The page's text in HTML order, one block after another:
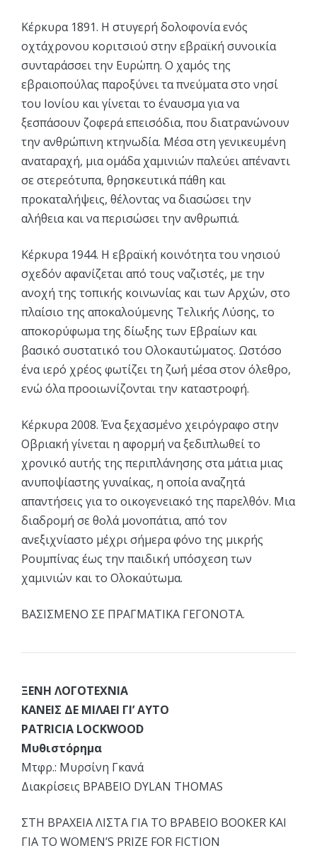
Κέρκυρα 1891. Η στυγερή δολοφονία ενός
οχτάχρονου κοριτσιού στην εβραϊκή συνοικία
συνταράσσει την Ευρώπη. Ο χαμός της
εβραιοπούλας παροξύνει τα πνεύματα στο νησί
του Ιονίου και γίνεται το έναυσμα για να
ξεσπάσουν ζοφερά επεισόδια, που διατρανώνουν
την ανθρώπινη κτηνωδία. Μέσα στη γενικευμένη
αναταραχή, μια ομάδα χαμινιών παλεύει απέναντι
σε στερεότυπα, θρησκευτικά πάθη και
προκαταλήψεις, θέλοντας να διασώσει την
αλήθεια και να περισώσει την ανθρωπιά.
Κέρκυρα 1944. Η εβραϊκή κοινότητα του νησιού
σχεδόν αφανίζεται από τους ναζιστές, με την
ανοχή της τοπικής κοινωνίας και των Αρχών, στο
πλαίσιο της αποκαλούμενης Τελικής Λύσης, το
αποκορύφωμα της δίωξης των Εβραίων και
βασικό συστατικό του Ολοκαυτώματος. Ωστόσο
ένα ιερό χρέος φωτίζει τη ζωή μέσα στον όλεθρο,
ενώ όλα προοιωνίζονται την καταστροφή.
Κέρκυρα 2008. Ένα ξεχασμένο χειρόγραφο στην
Οβριακή γίνεται η αφορμή να ξεδιπλωθεί το
χρονικό αυτής της περιπλάνησης στα μάτια μιας
ανυποψίαστης γυναίκας, η οποία αναζητά
απαντήσεις για το οικογενειακό της παρελθόν. Μια
διαδρομή σε θολά μονοπάτια, από τον
ανεξιχνίαστο μέχρι σήμερα φόνο της μικρής
Ρουμπίνας έως την παιδική υπόσχεση των
χαμινιών και το Ολοκαύτωμα.
ΒΑΣΙΣΜΕΝΟ ΣΕ ΠΡΑΓΜΑΤΙΚΑ ΓΕΓΟΝΟΤΑ.
ΞΕΝΗ ΛΟΓΟΤΕΧΝΙΑ
ΚΑΝΕΙΣ ΔΕ ΜΙΛΑΕΙ ΓΙ’ ΑΥΤΟ
PATRICIA LOCKWOOD
Μυθιστόρημα
Μτφρ.: Μυρσίνη Γκανά
Διακρίσεις ΒΡΑΒΕΙΟ DYLAN THOMAS
ΣΤΗ ΒΡΑΧΕΙΑ ΛΙΣΤΑ ΓΙΑ ΤΟ ΒΡΑΒΕΙΟ BOOKER ΚΑΙ
ΓΙΑ ΤΟ WOMEN’S PRIZE FOR FICTION